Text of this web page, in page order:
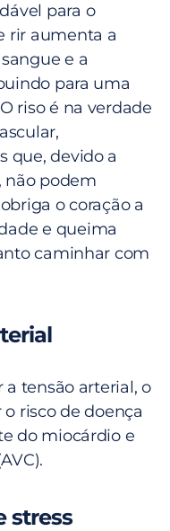
para o
rir aumenta a
e a
para uma
riso é na verdade
que, devido a
não podem
o coração a
e queima
caminhar com
a tensão arterial, o
risco de doença
do miocárdio e
stress